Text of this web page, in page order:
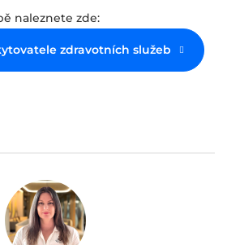
naleznete zde:
zdravotních služeb